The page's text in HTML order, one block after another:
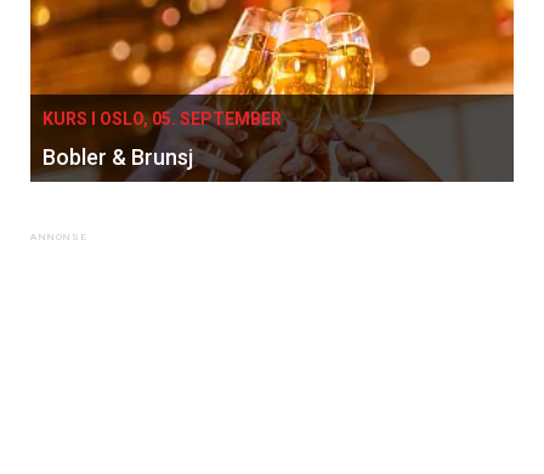
KURS I OSLO, 05. SEPTEMBER
Bobler & Brunsj